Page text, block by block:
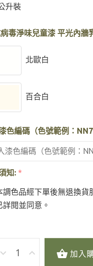
升裝
毒淨味兒童漆 平光內牆
北歐白
百合白
色編碼（色號範例：
知: *
色品經下單後無退換貨
詳閱並同意。
加入